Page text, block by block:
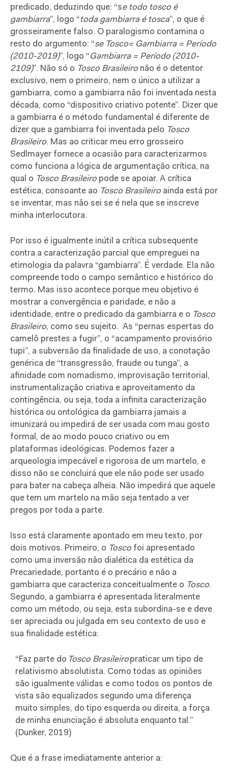
predicado, deduzindo que: “se todo tosco é
gambiarra”, logo “toda gambiarra é tosca”, o que é
grosseiramente falso. O paralogismo contamina o
resto do argumento: “se Tosco= Gambiarra = Período
(2010-2019)”, logo “Gambiarra = Período (2010-
2109)”. Não só o Tosco Brasileiro não é o detentor
exclusivo, nem o primeiro, nem o único a utilizar a
gambiarra, como a gambiarra não foi inventada nesta
década, como “dispositivo criativo potente”. Dizer que
a gambiarra é o método fundamental é diferente de
dizer que a gambiarra foi inventada pelo Tosco
Brasileiro. Mas ao criticar meu erro grosseiro
Sedlmayer fornece a ocasião para caracterizarmos
como funciona a lógica de argumentação crítica, na
qual o Tosco Brasileiro pode se apoiar. A crítica
estética, consoante ao Tosco Brasileiro ainda está por
se inventar, mas não sei se é nela que se inscreve
minha interlocutora.
Por isso é igualmente inútil a crítica subsequente
contra a caracterização parcial que empreguei na
etimologia da palavra “gambiarra”. É verdade. Ela não
compreende todo o campo semântico e histórico do
termo. Mas isso acontece porque meu objetivo é
mostrar a convergência e paridade, e não a
identidade, entre o predicado da gambiarra e o Tosco
Brasileiro, como seu sujeito. As “pernas espertas do
camelô prestes a fugir”, o “acampamento provisório
tupi”, a subversão da finalidade de uso, a conotação
genérica de “transgressão, fraude ou tunga”, a
afinidade com nomadismo, improvisação territorial,
instrumentalização criativa e aproveitamento da
contingência, ou seja, toda a infinita caracterização
histórica ou ontológica da gambiarra jamais a
imunizará ou impedirá de ser usada com mau gosto
formal, de ao modo pouco criativo ou em
plataformas ideológicas. Podemos fazer a
arqueologia impecável e rigorosa de um martelo, e
disso não se concluirá que ele não pode ser usado
para bater na cabeça alheia. Não impedirá que aquele
que tem um martelo na mão seja tentado a ver
pregos por toda a parte.
Isso está claramente apontado em meu texto, por
dois motivos. Primeiro, o Tosco foi apresentado
como uma inversão não dialética da estética da
Precariedade, portanto é o precário e não a
gambiarra que caracteriza conceitualmente o Tosco.
Segundo, a gambiarra é apresentada literalmente
como um método, ou seja, esta subordina-se e deve
ser apreciada ou julgada em seu contexto de uso e
sua finalidade estética:
“Faz parte do Tosco Brasileiropraticar um tipo de
relativismo absolutista. Como todas as opiniões
são igualmente válidas e como todos os pontos de
vista são equalizados segundo uma diferença
muito simples, do tipo esquerda ou direita, a força
de minha enunciação é absoluta enquanto tal.”
(Dunker, 2019)
Que é a frase imediatamente anterior a: